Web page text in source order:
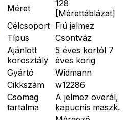
Méret
128
[Mérettáblázat]
Célcsoport Fiú jelmez
Típus
Csontváz
Ajánlott
korosztály
5 éves kortól 7
éves korig
Gyártó
Widmann
Cikkszám
w12286
Csomag
tartalma
A jelmez overál,
kapucnis maszk.